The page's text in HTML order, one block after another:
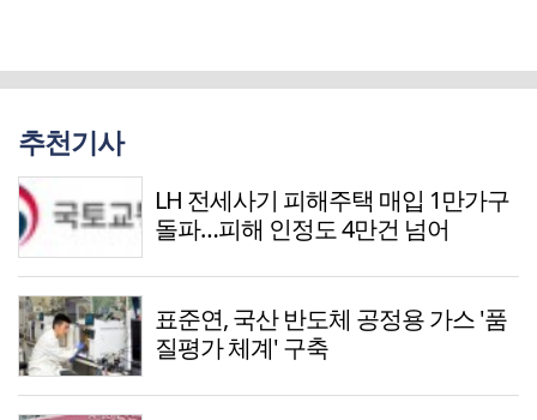
추천기사
LH 전세사기 피해주택 매입 1만가구
돌파…피해 인정도 4만건 넘어
표준연, 국산 반도체 공정용 가스 '품
질평가 체계' 구축